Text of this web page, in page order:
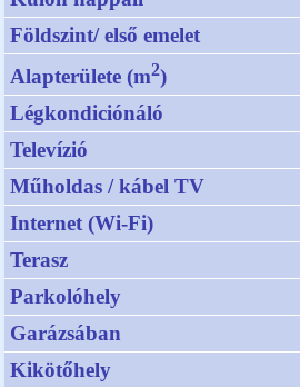
Földszint/ első emelet
Alapterülete (m2)
Légkondiciónáló
Televízió
Műholdas / kábel TV
Internet (Wi-Fi)
Terasz
Parkolóhely
Garázsában
Kikötőhely